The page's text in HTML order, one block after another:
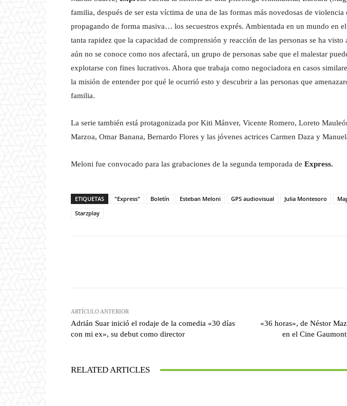
familia, después de ser esta víctima de una de las formas más novedosas de violencia
propagando de forma masiva… los secuestros exprés. Ambientada en un mundo en
tanta rapidez que la capacidad de comprensión y reacción de las personas se ha visto
aún no se conoce como nos afectará, un grupo de personas sabe que el malestar
explotarse con fines lucrativos. Ahora que trabaja como negociadora en casos
la misión de entender por qué le ocurrió esto y descubrir a las personas que
familia.
La serie también está protagonizada por Kiti Mánver, Vicente Romero, Loreto
Marzoa, Omar Banana, Bernardo Flores y las jóvenes actrices Carmen Daza y
Meloni fue convocado para las grabaciones de la segunda temporada de Express.
ETIQUETAS "Express" Boletín Esteban Meloni GPS audiovisual Julia Montesoro
Starzplay
ARTÍCULO ANTERIOR
Adrián Suar inició el rodaje de la comedia «30 días
con mi ex», su debut como director
«36 horas», de Néstor
en el Cine
RELATED ARTICLES